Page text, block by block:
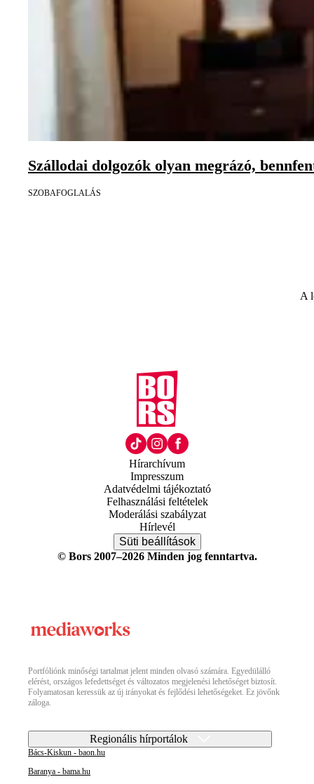
Szállodai dolgozók olyan megrázó,
SZOBAFOGLALÁS
A
Hírarchívum
Impresszum
Adatvédelmi tájékoztató
Felhasználási feltételek
Moderálási szabályzat
Hírlevél
Süti beállítások
© Bors 2007–2026 Minden jog fenntartva.
Portfóliónk minőségi tartalmat jelent minden olvasó számára. Egyedülálló
elérést, országos lefedettséget és változatos megjelenési lehetőséget biztosít.
Folyamatosan keressük az új irányokat és fejlődési lehetőségeket. Ez jövőnk
záloga.
Regionális hírportálok
Bács-Kiskun - baon.hu
Baranya - bama.hu